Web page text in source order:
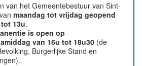
van het Gemeentebestuur van Sint-
maandag tot vrijdag geopend
13u.
is open op
van 16u tot 18u30 (de
Burgerlijke Stand en